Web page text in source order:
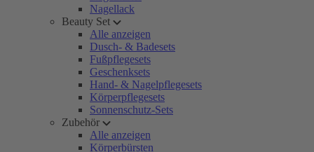
Nagellack
Beauty Set
Alle anzeigen
Dusch- & Badesets
Fußpflegesets
Geschenksets
Hand- & Nagelpflegesets
Körperpflegesets
Sonnenschutz-Sets
Zubehör
Alle anzeigen
Körperbürsten